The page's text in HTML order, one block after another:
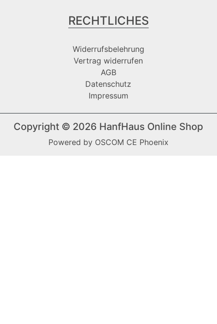
RECHTLICHES
Widerrufsbelehrung
Vertrag widerrufen
AGB
Datenschutz
Impressum
Copyright © 2026 HanfHaus Online Shop
Powered by OSCOM CE Phoenix